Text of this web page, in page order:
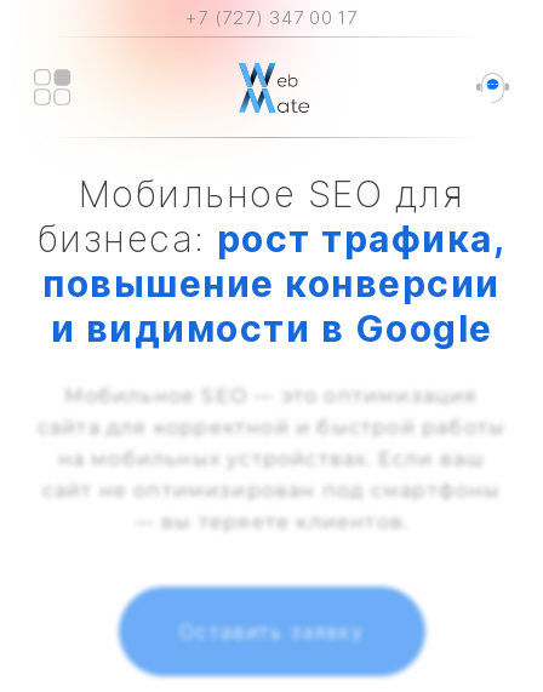
+7 (727) 347 00 17
Мобильное SEO для
бизнеса: рост трафика,
повышение конверсии
и видимости в Google
Мобильное SEO — это оптимизация
сайта для корректной и быстрой работы
на мобильных устройствах. Если ваш
сайт не оптимизирован под смартфоны
— вы теряете клиентов.
Оставить заявку